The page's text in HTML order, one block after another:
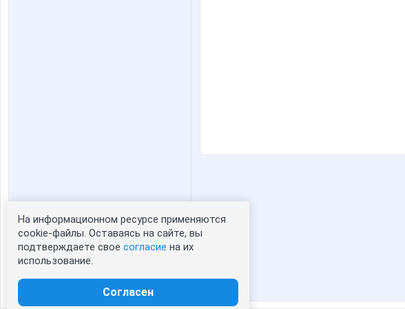
Статистика портрета:
сейчас просматривают портрет - 0
зарегистрированные пользователи
На информационном ресурсе применяются
cookie-файлы. Оставаясь на сайте, вы
подтверждаете свое согласие на их
использование.
Согласен